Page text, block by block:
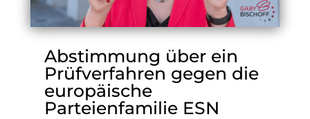
Abstimmung über ein
Prüfverfahren gegen die
europäische
Parteienfamilie ESN